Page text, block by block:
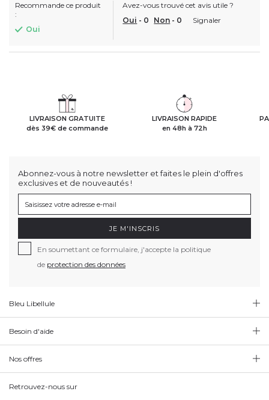
Recommande ce produit
:
Oui
Avez-vous trouvé cet avis utile ?
Oui - 0 Non - 0 Signaler
LIVRAISON GRATUITE
dès 39€ de commande
LIVRAISON RAPIDE
en 48h à 72h
Abonnez-vous à notre newsletter et faites le plein d'offres
exclusives et de nouveautés !
JE M'INSCRIS
En soumettant ce formulaire, j'accepte la politique
de protection des données
Bleu Libellule
Besoin d'aide
Nos offres
Retrouvez-nous sur